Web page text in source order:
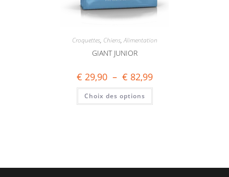
Croquettes, Chiens,Alimentation
GIANT JUNIOR
€ 29,90 – € 82,99
Choix des options